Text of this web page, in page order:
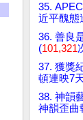
35.
近平醜態
36. 善良
(101,321
37. 獲獎
頓連映7
38. 神韻
神韻歪曲